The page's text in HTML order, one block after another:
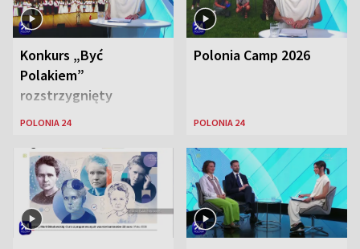
Konkurs „Być
Polakiem”
rozstrzygnięty
POLONIA 24
Polonia Camp 2026
POLONIA 24